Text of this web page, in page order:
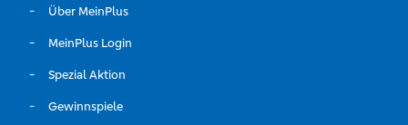
Über MeinPlus
MeinPlus Login
Spezial Aktion
Gewinnspiele